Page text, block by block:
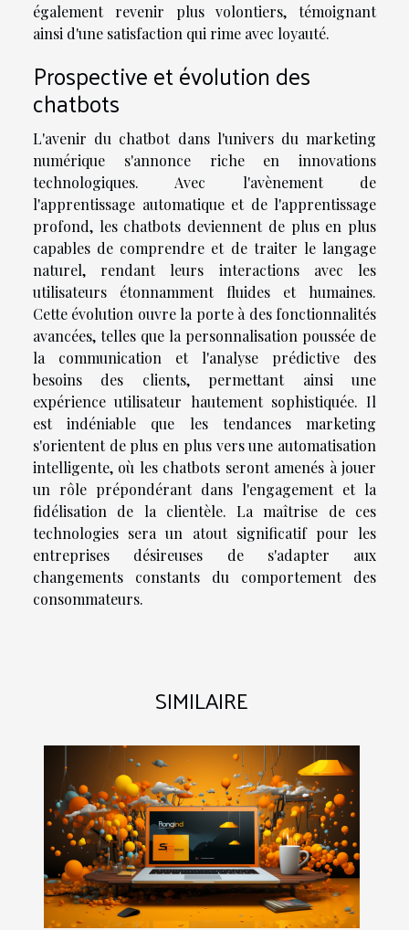
également revenir plus volontiers, témoignant
ainsi d'une satisfaction qui rime avec loyauté.
Prospective et évolution des
chatbots
L'avenir du chatbot dans l'univers du marketing
numérique s'annonce riche en innovations
technologiques. Avec l'avènement de
l'apprentissage automatique et de l'apprentissage
profond, les chatbots deviennent de plus en plus
capables de comprendre et de traiter le langage
naturel, rendant leurs interactions avec les
utilisateurs étonnamment fluides et humaines.
Cette évolution ouvre la porte à des fonctionnalités
avancées, telles que la personnalisation poussée de
la communication et l'analyse prédictive des
besoins des clients, permettant ainsi une
expérience utilisateur hautement sophistiquée. Il
est indéniable que les tendances marketing
s'orientent de plus en plus vers une automatisation
intelligente, où les chatbots seront amenés à jouer
un rôle prépondérant dans l'engagement et la
fidélisation de la clientèle. La maîtrise de ces
technologies sera un atout significatif pour les
entreprises désireuses de s'adapter aux
changements constants du comportement des
consommateurs.
SIMILAIRE